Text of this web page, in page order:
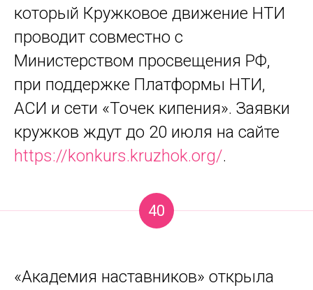
который Кружковое движение НТИ
проводит совместно с
Министерством просвещения РФ,
при поддержке Платформы НТИ,
АСИ и сети «Точек кипения». Заявки
кружков ждут до 20 июля на сайте
https://konkurs.kruzhok.org/.
40
«Академия наставников» открыла